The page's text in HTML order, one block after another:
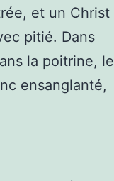
et un Christ
pitié. Dans
la poitrine, le
ensanglanté,